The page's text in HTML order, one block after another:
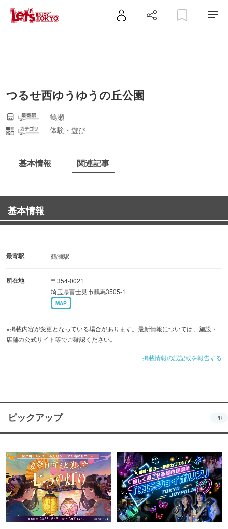
つるせ西ゆうゆうの丘公園
鶴瀬
体験・遊び
基本情報 関連記事
基本情報
最寄駅 鶴瀬駅
所在地
〒354-0021
埼玉県富士見市鶴馬3505-1
MAP
※掲載内容が変更となっている場合があります。最新情報については、施設・
店舗の公式サイト等でご確認ください。
掲載情報の誤記載を報告する
ピックアップ PR